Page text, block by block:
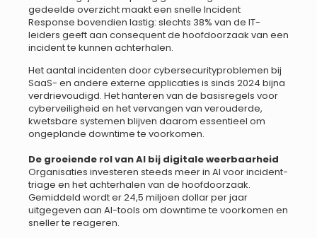
gedeelde overzicht maakt een snelle Incident
Response bovendien lastig: slechts 38% van de IT-
leiders geeft aan consequent de hoofdoorzaak van een
incident te kunnen achterhalen.
Het aantal incidenten door cybersecurityproblemen bij
SaaS- en andere externe applicaties is sinds 2024 bijna
verdrievoudigd. Het hanteren van de basisregels voor
cyberveiligheid en het vervangen van verouderde,
kwetsbare systemen blijven daarom essentieel om
ongeplande downtime te voorkomen.
De groeiende rol van AI bij digitale weerbaarheid
Organisaties investeren steeds meer in AI voor incident-
triage en het achterhalen van de hoofdoorzaak.
Gemiddeld wordt er 24,5 miljoen dollar per jaar
uitgegeven aan AI-tools om downtime te voorkomen en
sneller te reageren.